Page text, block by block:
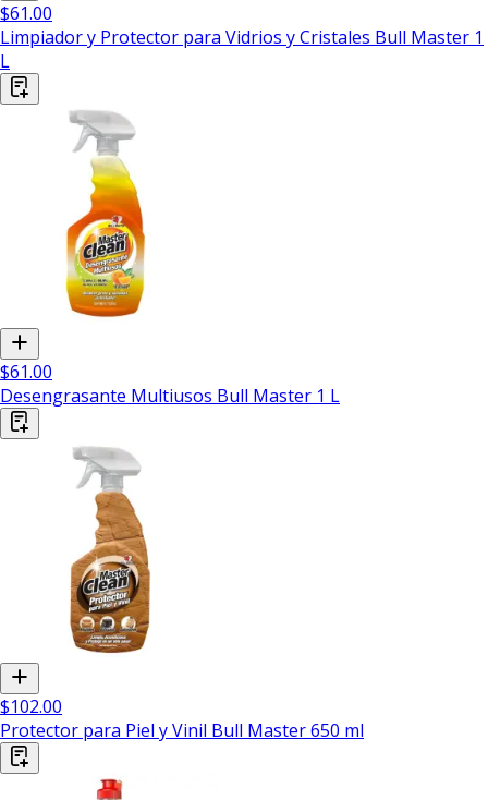
$61.00
Limpiador y Protector para Vidrios y Cristales Bull Master 1
L
$61.00
Desengrasante Multiusos Bull Master 1 L
$102.00
Protector para Piel y Vinil Bull Master 650 ml